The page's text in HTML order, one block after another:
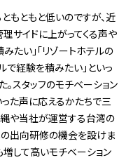
もともと低いのですが、近
サイドに上がってくる声や
たい」「リゾートホテルの
で経験を積みたい」といっ
スタッフのモチベーション
た声に応えるかたちで三
や当社が運営する台湾の
出向研修の機会を設けま
して高いモチベーション